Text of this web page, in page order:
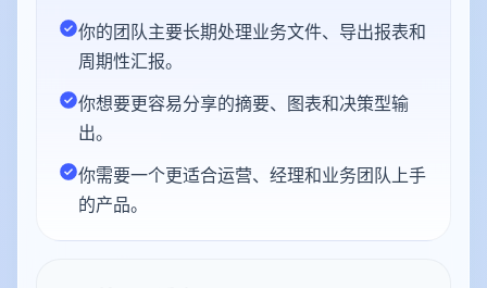
你的团队主要长期处理业务文件、导出报表和
周期性汇报。
你想要更容易分享的摘要、图表和决策型输
出。
你需要一个更适合运营、经理和业务团队上手
的产品。